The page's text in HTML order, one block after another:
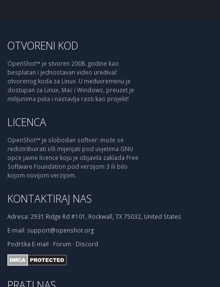
OTVORENI KOD
OpenShot™ je stvoren 2008. godine kao
besplatan i jednostavan video uređivač
otvorenog koda za Linux. U međuvremenu je
dostupan za Linux, Mac i Windows, preuzet je
milijunima puta i nastavlja rasti kao projekt!
LICENCA
OpenShot™ je slobodan softver: može se
redistribuirati i/ili mijenjati pod uvjetima GNU
opće javne licence koju je objavila zaklada Free
Software Foundation pod verzijom 3 ili bilo
kojom novijom verzijom.
KONTAKTIRAJ NAS
Adresa: 2931 Ridge Rd #101, Rockwall, TX 75032, United States
E-mail: support@openshot.org
Podrška E-mail · Forum · Discord